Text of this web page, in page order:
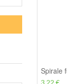
Spirale
3,22 €